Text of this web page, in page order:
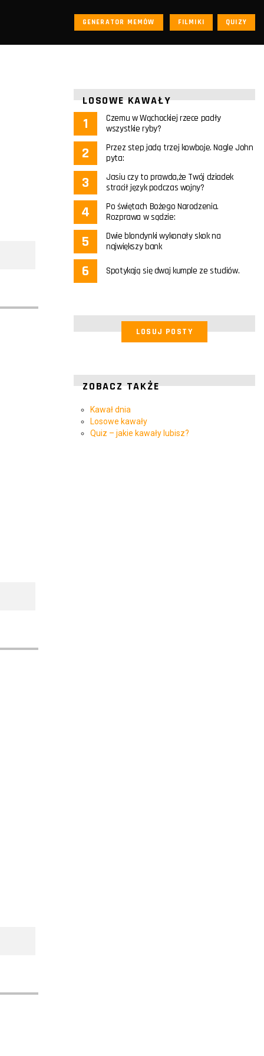
GENERATOR MEMÓW FILMIKI QUIZY
LOSOWE KAWAŁY
Czemu w Wąchockiej rzece padły
wszystkie ryby?
Przez step jadą trzej kowboje. Nagle John
pyta:
Jasiu czy to prawda,że Twój dziadek
stracił język podczas wojny?
Po świętach Bożego Narodzenia.
Rozprawa w sądzie:
Dwie blondynki wykonały skok na
największy bank
Spotykają się dwaj kumple ze studiów.
LOSUJ POSTY
ZOBACZ TAKŻE
Kawał dnia
Losowe kawały
Quiz – jakie kawały lubisz?